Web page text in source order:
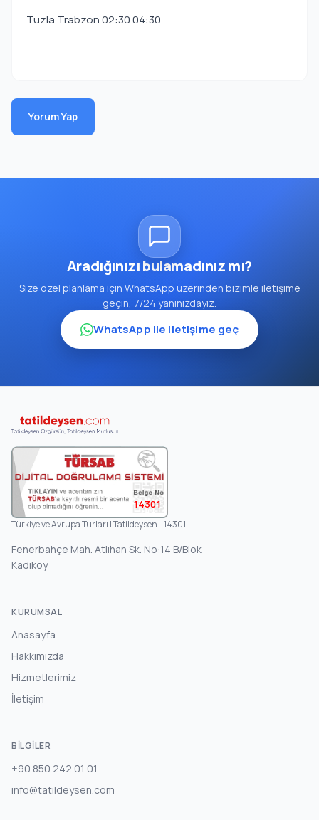
Tuzla Trabzon 02:30 04:30
Yorum Yap
Aradığınızı bulamadınız mı?
Size özel planlama için WhatsApp üzerinden bizimle iletişime
geçin, 7/24 yanınızdayız.
WhatsApp ile iletişime geç
14301
Türkiye ve Avrupa Turları | Tatildeysen - 14301
Fenerbahçe Mah. Atlıhan Sk. No:14 B/Blok
Kadıköy
KURUMSAL
Anasayfa
Hakkımızda
Hizmetlerimiz
İletişim
BILGILER
+90 850 242 01 01
info@tatildeysen.com